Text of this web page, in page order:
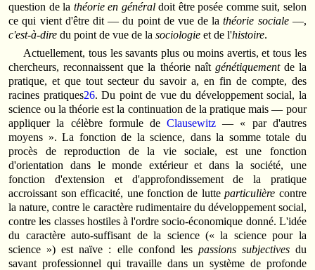
question de la théorie en généraldoit être posée comme suit, selon
ce qui vient d'être dit — du point de vue de lathéorie sociale—,
c'est-à-dire du point de vue de lasociologie et de l'histoire.
Actuellement, tous les savants plus ou moins avertis, et tous les
chercheurs, reconnaissent que la théorie naît génétiquementde la
pratique, et que tout secteur du savoir a, en fin de compte, des
racines pratiques26. Du point de vue du développement social, la
science ou la théorie est la continuation de la pratique mais — pour
appliquer la célèbre formule deClausewitz — « par d'autres
moyens ». La fonction de la science, dans la somme totale du
procès de reproduction de la vie sociale, est une fonction
d'orientation dans le monde extérieur et dans la société, une
fonction d'extension et d'approfondissement de la pratique
accroissant son efficacité, une fonction de lutteparticulière contre
la nature, contre le caractère rudimentaire du développement social,
contre les classes hostiles à l'ordre socio-économique donné. L'idée
du caractère auto-suffisant de la science (« la science pour la
science ») est naïve : elle confond les passions subjectivesdu
savant professionnel qui travaille dans un système de profonde